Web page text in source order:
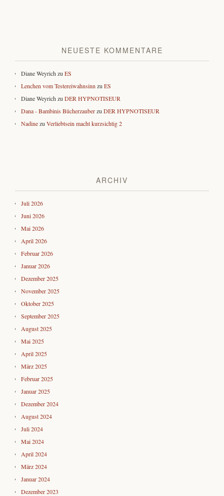
NEUESTE KOMMENTARE
Diane Weyrich zu ES
Lenchen vom Testereiwahnsinn zu ES
Diane Weyrich zu DER HYPNOTISEUR
Dana - Bambinis Bücherzauberzu DER HYPNOTISEUR
Nadinezu Verliebtsein macht kurzsichtig 2
ARCHIV
Juli 2026
Juni 2026
Mai 2026
April 2026
Februar 2026
Januar 2026
Dezember 2025
November 2025
Oktober 2025
September 2025
August 2025
Mai 2025
April 2025
März 2025
Februar 2025
Januar 2025
Dezember 2024
August 2024
Juli 2024
Mai 2024
April 2024
März 2024
Januar 2024
Dezember 2023